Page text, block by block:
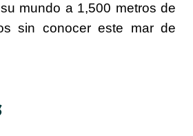
mundo a 1,500 metros de
sin conocer este mar de